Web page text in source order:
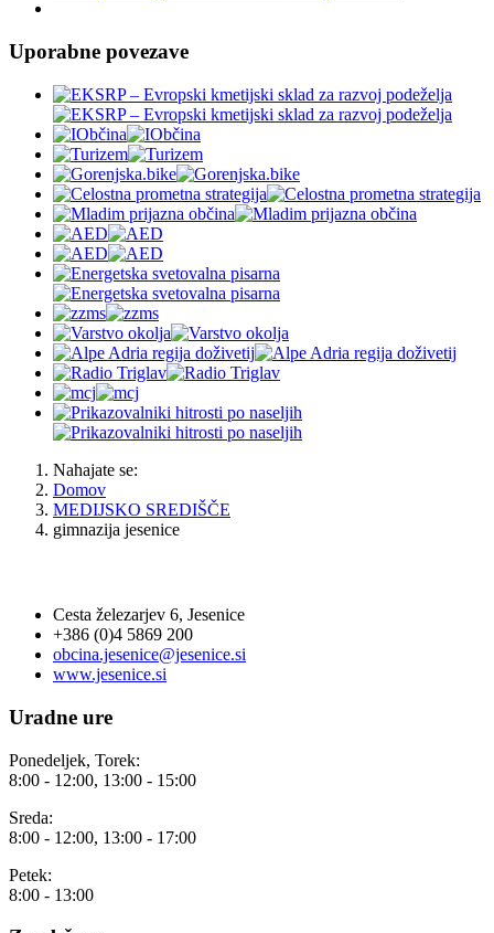
Uporabne povezave
Nahajate se:
Domov
MEDIJSKO SREDIŠČE
gimnazija jesenice
Cesta železarjev 6, Jesenice
+386 (0)4 5869 200
obcina.jesenice@jesenice.si
www.jesenice.si
Uradne ure
Ponedeljek, Torek:
8:00 - 12:00, 13:00 - 15:00
Sreda:
8:00 - 12:00, 13:00 - 17:00
Petek:
8:00 - 13:00